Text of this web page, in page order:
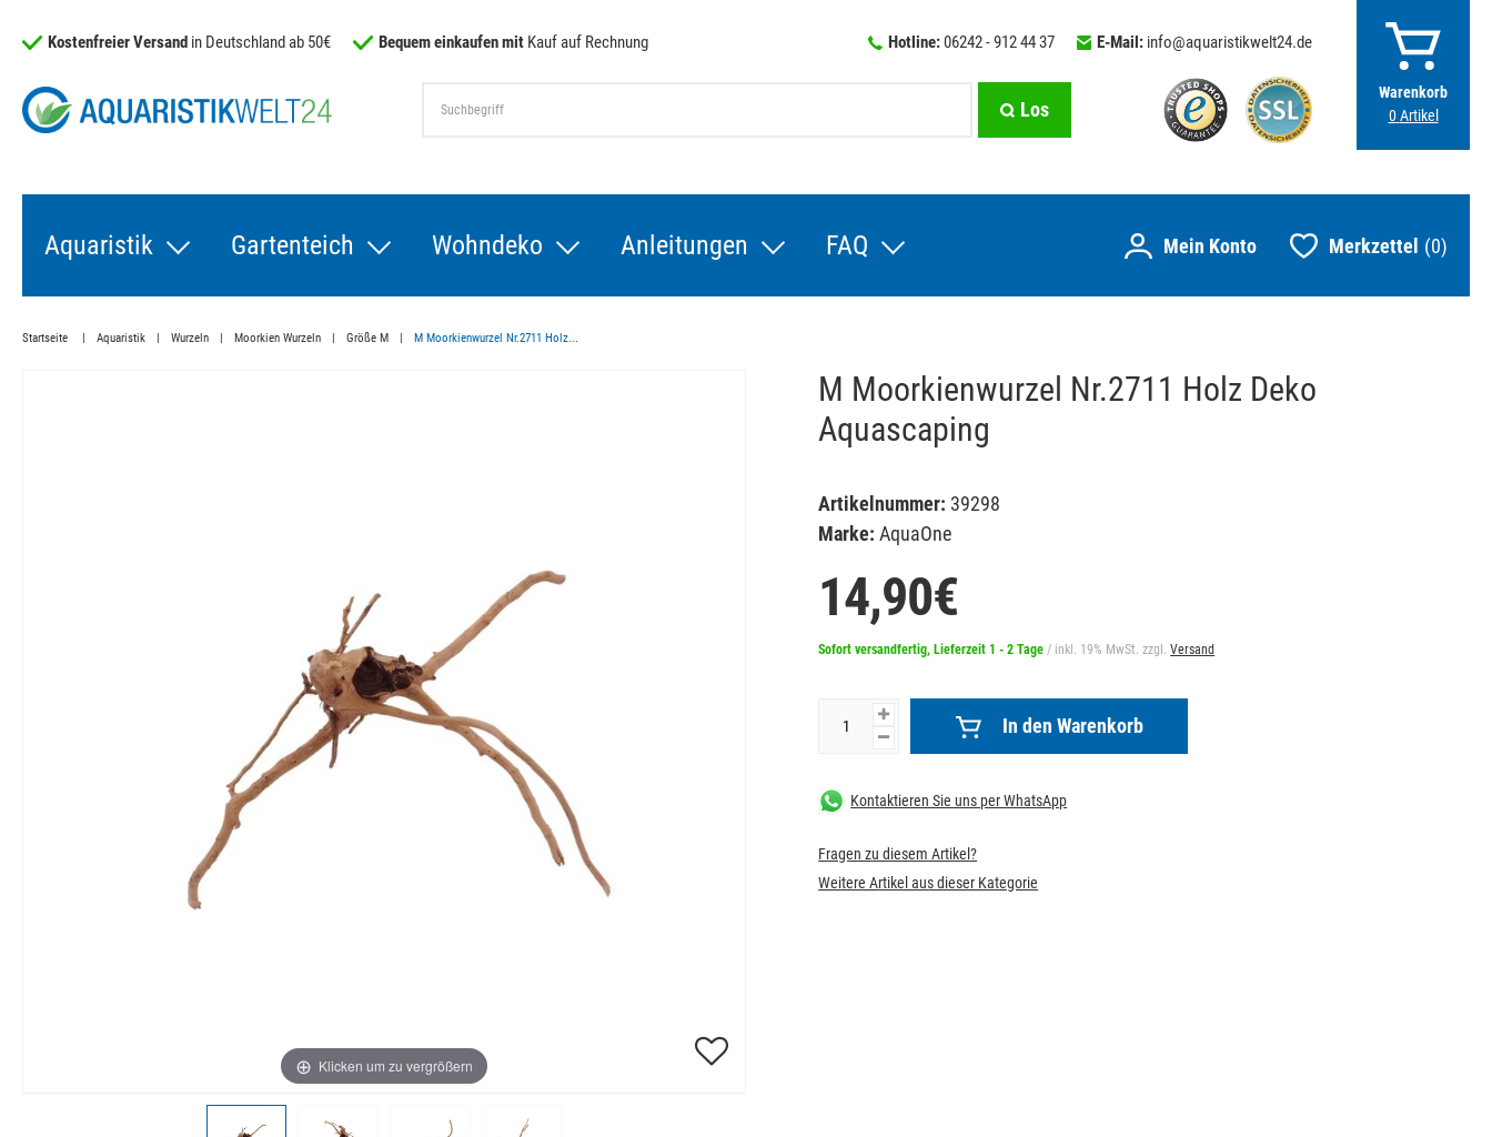
Warenkorb
0 Artikel
Kostenfreier Versand in Deutschland ab 50€ Bequem einkaufen mit Kauf auf Rechnung Hotline:06242 - 912 44 37 E-Mail: info@aquaristikwelt24.de
Los
Aquaristik Gartenteich Wohndeko Anleitungen FAQ Merkzettel 0
Startseite Aquaristik Wurzeln Moorkien Wurzeln Größe M M Moorkienwurzel Nr.2711 Holz...
Klicken um zu vergrößern
M Moorkienwurzel Nr.2711 Holz Deko
Aquascaping
Artikelnummer: 39298
Marke: AquaOne
14,90€
Sofort versandfertig, Lieferzeit 1 - 2 Tage/ inkl. 19% MwSt. zzgl.Versand
In den Warenkorb
Kontaktieren Sie uns per WhatsApp
Fragen zu diesem Artikel?
Weitere Artikel aus dieser Kategorie